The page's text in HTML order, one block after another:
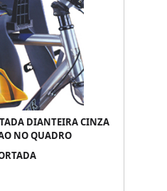
DIANTEIRA CINZA
NO QUADRO